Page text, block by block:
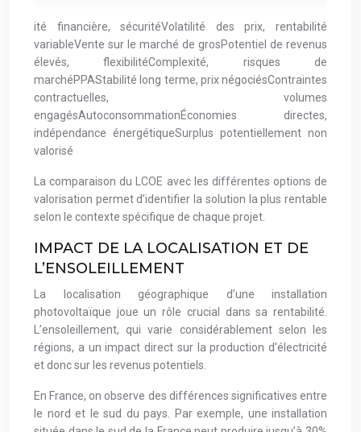
ité financière, sécuritéVolatilité des prix, rentabilité
variableVente sur le marché de grosPotentiel de revenus
élevés, flexibilitéComplexité, risques de
marchéPPAStabilité long terme, prix négociésContraintes
contractuelles, volumes
engagésAutoconsommationÉconomies directes,
indépendance énergétiqueSurplus potentiellement non
valorisé
La comparaison du LCOE avec les différentes options de
valorisation permet d’identifier la solution la plus rentable
selon le contexte spécifique de chaque projet.
IMPACT DE LA LOCALISATION ET DE
L’ENSOLEILLEMENT
La localisation géographique d’une installation
photovoltaïque joue un rôle crucial dans sa rentabilité.
L’ensoleillement, qui varie considérablement selon les
régions, a un impact direct sur la production d’électricité
et donc sur les revenus potentiels.
En France, on observe des différences significatives entre
le nord et le sud du pays. Par exemple, une installation